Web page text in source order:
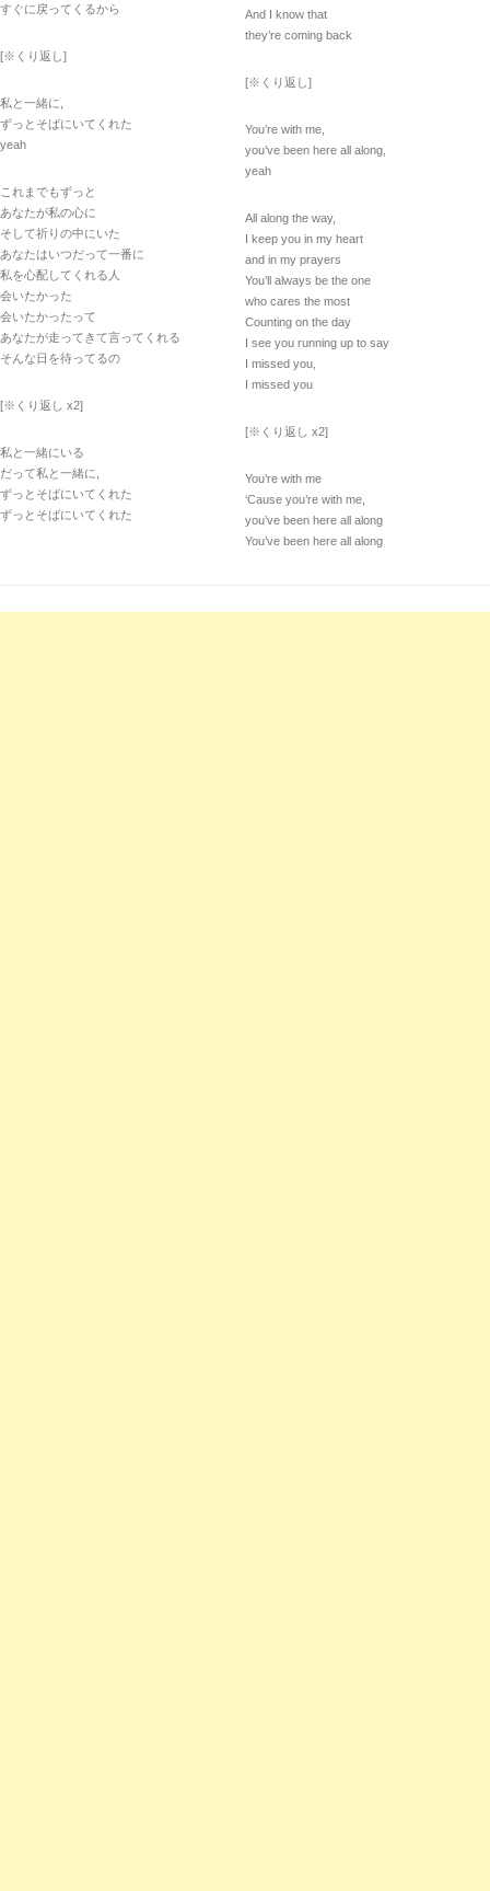
すぐに戻ってくるから
[※くり返し]
私と一緒に,
ずっとそばにいてくれた
yeah
これまでもずっと
あなたが私の心に
そして祈りの中にいた
あなたはいつだって一番に
私を心配してくれる人
会いたかった
会いたかったって
あなたが走ってきて言ってくれる
そんな日を待ってるの
[※くり返し x2]
私と一緒にいる
だって私と一緒に,
ずっとそばにいてくれた
ずっとそばにいてくれた
And I know that
they’re coming back
[※くり返し]
You’re with me,
you’ve been here all along,
yeah
All along the way,
I keep you in my heart
and in my prayers
You’ll always be the one
who cares the most
Counting on the day
I see you running up to say
I missed you,
I missed you
[※くり返し x2]
You’re with me
‘Cause you’re with me,
you’ve been here all along
You’ve been here all along